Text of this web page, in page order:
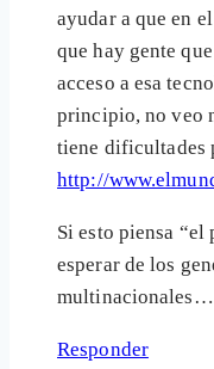
ayudar a que en
que hay gente
acceso a esa
principio, no veo
tiene dificultades
http://
Si esto piensa “el
esperar de los
multinacionales…
Responder